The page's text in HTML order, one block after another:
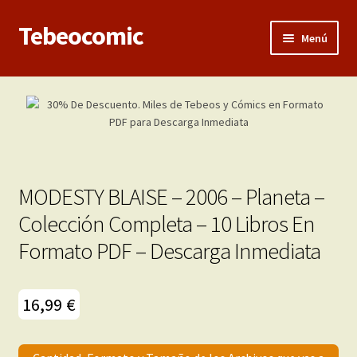
Ir
Ir
al
Tebeocomic Menú
Inicio
Adultos
Porno 3D
Inéditas
el
MODESTY BLAISE – 2006 – Planeta –
Colección Completa – 10 Libros En
Formato PDF – Descarga Inmediata
16,99 €